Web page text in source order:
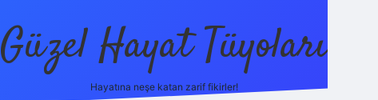
Güzel Hayat Tüyoları
Hayatına neşe katan zarif fikirler!